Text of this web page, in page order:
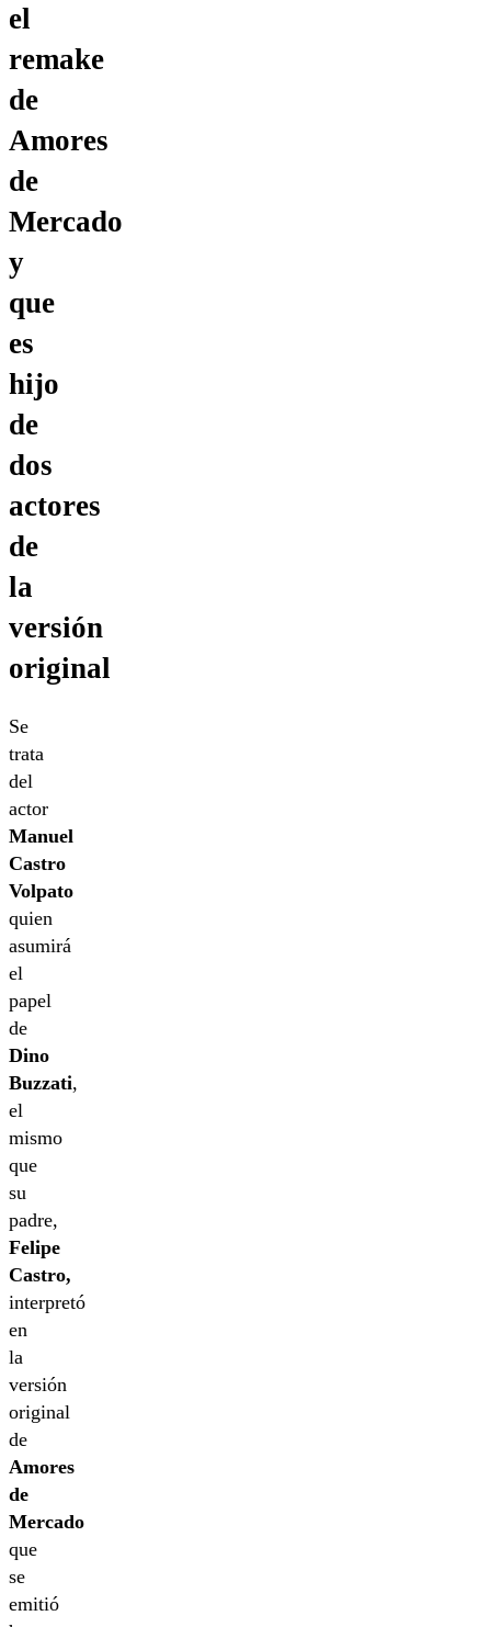
el
remake
de
Amores
de
Mercado
y
que
es
hijo
de
dos
actores
de
la
versión
original
Se
trata
del
actor
Manuel
Castro
Volpato
quien
asumirá
el
papel
de
Dino
Buzzati,
el
mismo
que
su
padre,
Felipe
Castro,
interpretó
en
la
versión
original
de
Amores
de
Mercado
que
se
emitió